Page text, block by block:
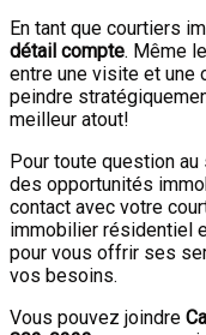
En tant que courtiers
détail compte. Même
entre une visite et une
peindre
meilleur atout!
Pour toute question
des opportunités
contact avec votre
immobilier résidentiel
pour vous offrir ses
vos besoins.
Vous pouvez joindre